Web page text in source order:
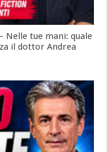
Nelle tue mani: quale
il dottor Andrea